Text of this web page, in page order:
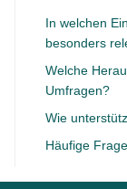
In welchen
besonders
Welche
Umfragen?
Wie
Häufige